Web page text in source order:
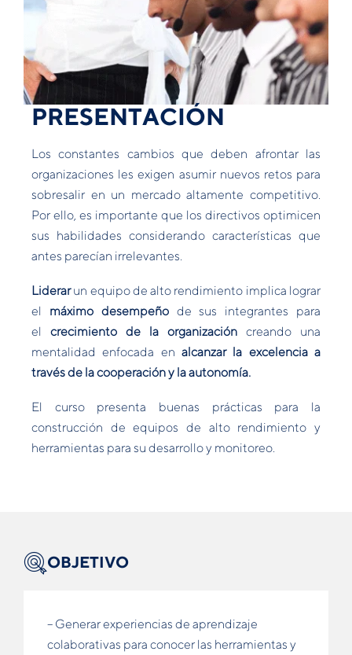
PRESENTACIÓN
Los constantes cambios que deben afrontar las
organizaciones les exigen asumir nuevos retos para
sobresalir en un mercado altamente competitivo.
Por ello, es importante que los directivos optimicen
sus habilidades considerando características que
antes parecían irrelevantes.
Liderarun equipo de alto rendimiento implica lograr
el máximo desempeñode sus integrantes para
el crecimiento de la organización creando una
mentalidad enfocada en alcanzar la excelencia a
través de la cooperación y la autonomía.
El curso presenta buenas prácticas para la
construcción de equipos de alto rendimiento y
herramientas para su desarrollo y monitoreo.
OBJETIVO
– Generar experiencias de aprendizaje
colaborativas para conocer las herramientas y